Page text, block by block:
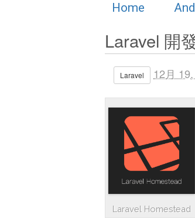
Home
Laravel 開
Laravel 12月
Laravel Homestead